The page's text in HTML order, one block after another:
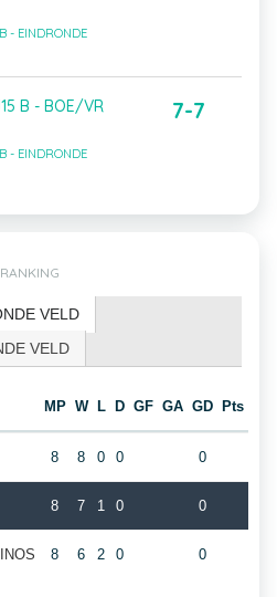
- EINDRONDE
B - BOE/VR
- EINDRONDE
7-7
RANKING
VELD
VELD
MP W L D GF GA GD Pts
8 8 0 0 0
8 7 1 0 0
8 6 2 0 0